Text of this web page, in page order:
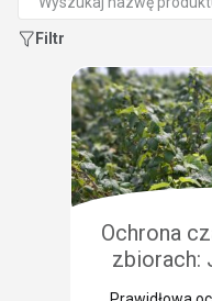
Filtr
Ochrona
zbiorach:
plantację